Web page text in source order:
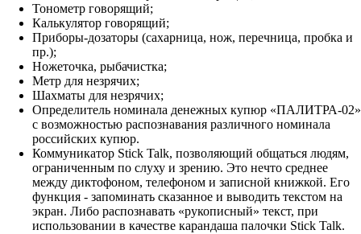
Тонометр говорящий;
Калькулятор говорящий;
Приборы-дозаторы (сахарница, нож, перечница, пробка и
пр.);
Ножеточка, рыбачистка;
Метр для незрячих;
Шахматы для незрячих;
Определитель номинала денежных купюр «ПАЛИТРА-02»
с возможностью распознавания различного номинала
российских купюр.
Коммуникатор Stick Talk, позволяющий общаться людям,
ограниченным по слуху и зрению. Это нечто среднее
между диктофоном, телефоном и записной книжкой. Его
функция - запоминать сказанное и выводить текстом на
экран. Либо распознавать «рукописный» текст, при
использовании в качестве карандаша палочки Stick Talk.